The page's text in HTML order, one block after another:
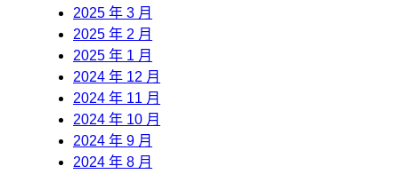
2025 年 3 月
2025 年 2 月
2025 年 1 月
2024 年 12 月
2024 年 11 月
2024 年 10 月
2024 年 9 月
2024 年 8 月